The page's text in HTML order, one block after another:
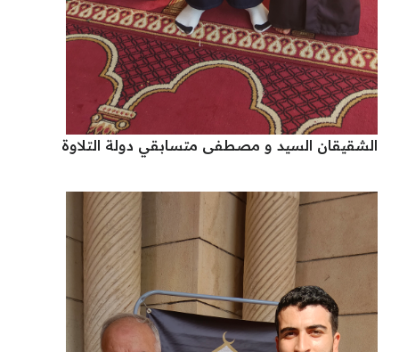
الشقيقان السيد و مصطفى متسابقي دولة التلاوة